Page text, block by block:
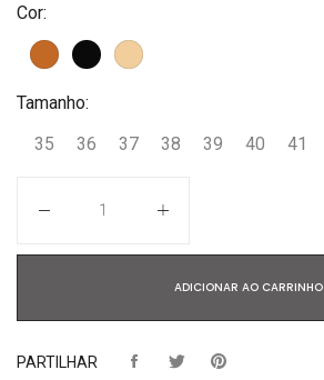
Cor:
Tamanho:
35
36 37 38 39 40 41
ADICIONAR AO CARRINHO
PARTILHAR